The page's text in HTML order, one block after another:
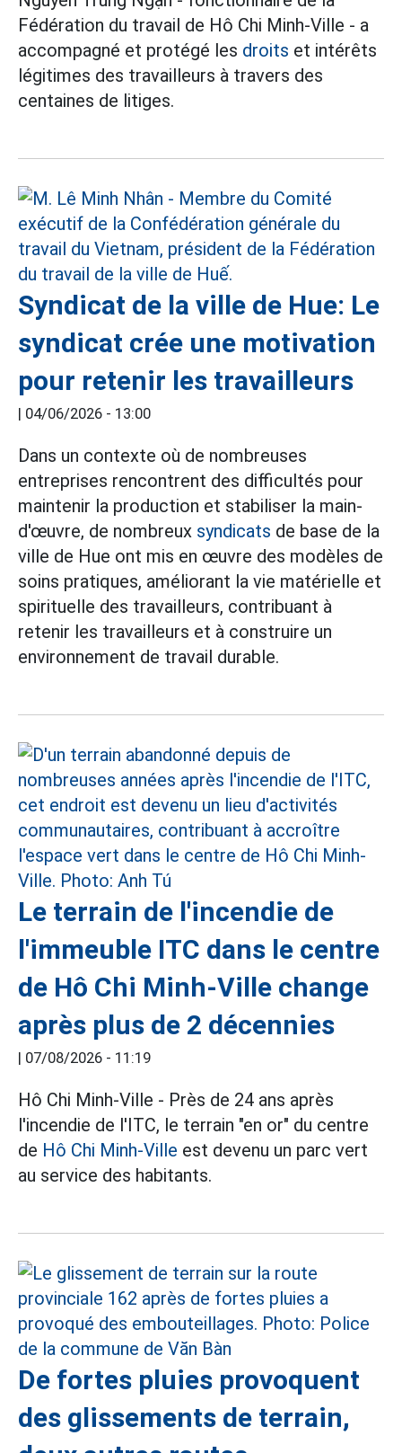
Fédération du travail de Hô Chi Minh-Ville - a
accompagné et protégé les droits et intérêts
légitimes des travailleurs à travers des
centaines de litiges.
Syndicat de la ville de Hue: Le
syndicat crée une motivation
pour retenir les travailleurs
| 04/06/2026 - 13:00
Dans un contexte où de nombreuses
entreprises rencontrent des difficultés pour
maintenir la production et stabiliser la main-
d'œuvre, de nombreux syndicats de base de la
ville de Hue ont mis en œuvre des modèles de
soins pratiques, améliorant la vie matérielle et
spirituelle des travailleurs, contribuant à
retenir les travailleurs et à construire un
environnement de travail durable.
Le terrain de l'incendie de
l'immeuble ITC dans le centre
de Hô Chi Minh-Ville change
après plus de 2 décennies
| 07/08/2026 - 11:19
Hô Chi Minh-Ville - Près de 24 ans après
l'incendie de l'ITC, le terrain "en or" du centre
de Hô Chi Minh-Ville est devenu un parc vert
au service des habitants.
De fortes pluies provoquent
des glissements de terrain,